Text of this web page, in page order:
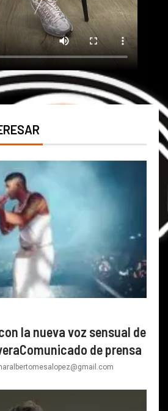
la nueva voz sensual de
de prensa